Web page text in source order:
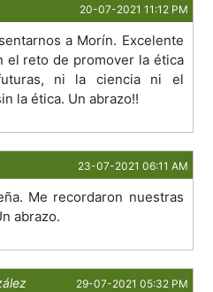
20-07-2021 11:12 PM
a Morín. Excelente
el reto de promover la ética
ni la ciencia ni el
la ética. Un abrazo!!
23-07-2021 06:11 AM
Me recordaron nuestras
abrazo.
29-07-2021 05:32 PM